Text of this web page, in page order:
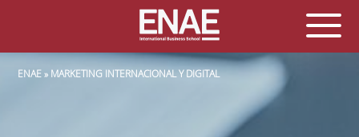
SOBRESCRIBIR ENLACES DE AYUDA A LA NAVEGACIÓN
ENAE MARKETING INTERNACIONAL Y DIGITAL